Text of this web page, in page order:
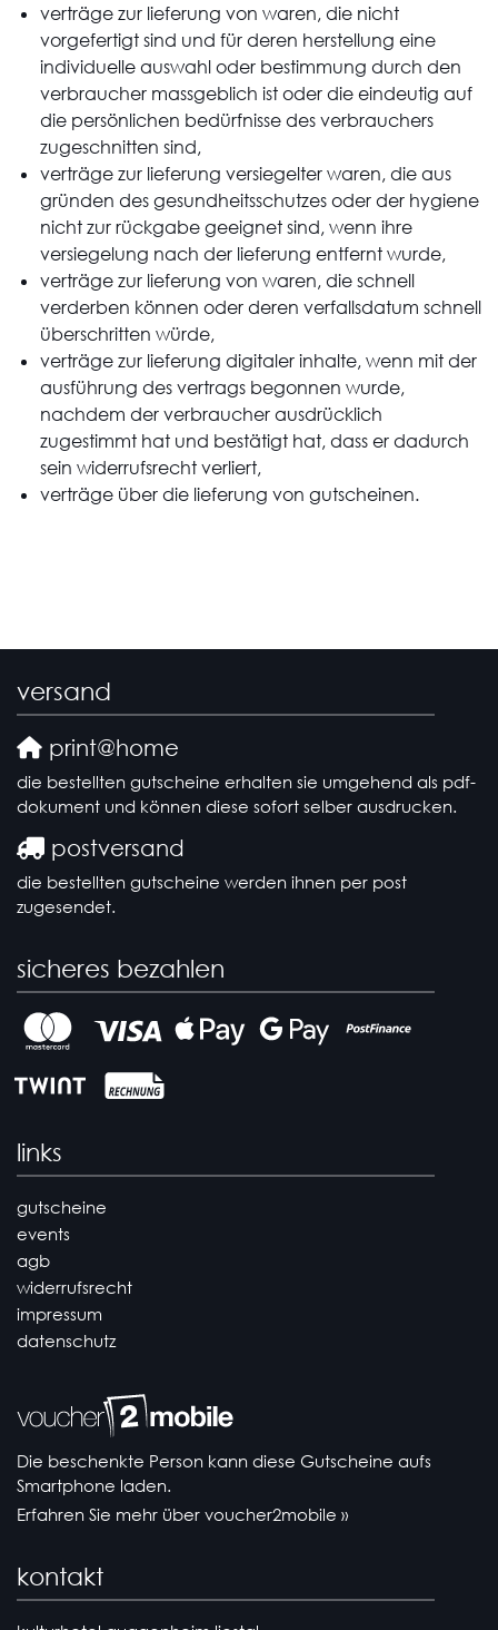
verträge zur lieferung von waren, die nicht
vorgefertigt sind und für deren herstellung eine
individuelle auswahl oder bestimmung durch den
verbraucher massgeblich ist oder die eindeutig auf
die persönlichen bedürfnisse des verbrauchers
zugeschnitten sind,
verträge zur lieferung versiegelter waren, die aus
gründen des gesundheitsschutzes oder der hygiene
nicht zur rückgabe geeignet sind, wenn ihre
versiegelung nach der lieferung entfernt wurde,
verträge zur lieferung von waren, die schnell
verderben können oder deren verfallsdatum schnell
überschritten würde,
verträge zur lieferung digitaler inhalte, wenn mit der
ausführung des vertrags begonnen wurde,
nachdem der verbraucher ausdrücklich
zugestimmt hat und bestätigt hat, dass er dadurch
sein widerrufsrecht verliert,
verträge über die lieferung von gutscheinen.
versand
print@home
die bestellten gutscheine erhalten sie umgehend als pdf-
dokument und können diese sofort selber ausdrucken.
postversand
die bestellten gutscheine werden ihnen per post
zugesendet.
sicheres bezahlen
links
gutscheine
events
agb
widerrufsrecht
impressum
datenschutz
Die beschenkte Person kann diese Gutscheine aufs
Smartphone laden.
Erfahren Sie mehr über voucher2mobile »
kontakt